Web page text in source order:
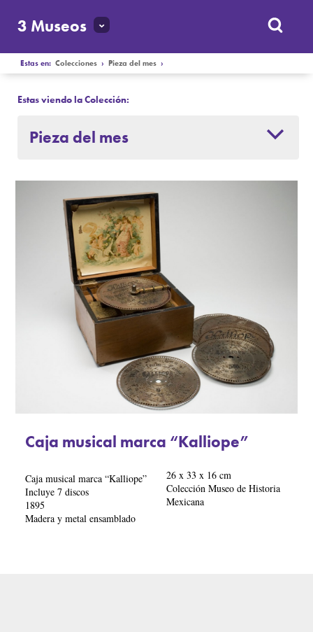
3 Museos
Estas en:Colecciones ›Pieza del mes ›
Estas viendo la Colección:
Pieza del mes
Caja musical marca “Kalliope”
Caja musical marca “Kalliope”
Incluye 7 discos
1895
Madera y metal ensamblado
26 x 33 x 16 cm
Colección Museo de Historia
Mexicana